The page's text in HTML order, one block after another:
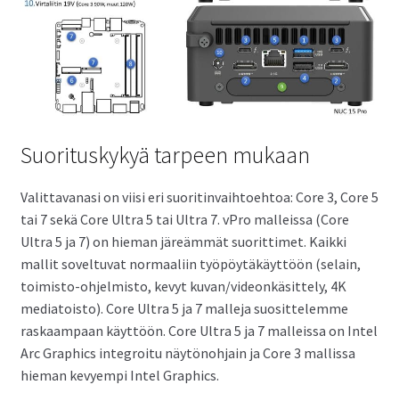
Suorituskykyä tarpeen mukaan
Valittavanasi on viisi eri suoritinvaihtoehtoa: Core 3, Core 5
tai 7 sekä Core Ultra 5 tai Ultra 7. vPro malleissa (Core
Ultra 5 ja 7) on hieman järeämmät suorittimet. Kaikki
mallit soveltuvat normaaliin työpöytäkäyttöön (selain,
toimisto-ohjelmisto, kevyt kuvan/videonkäsittely, 4K
mediatoisto). Core Ultra 5 ja 7 malleja suosittelemme
raskaampaan käyttöön. Core Ultra 5 ja 7 malleissa on Intel
Arc Graphics integroitu näytönohjain ja Core 3 mallissa
hieman kevyempi Intel Graphics.